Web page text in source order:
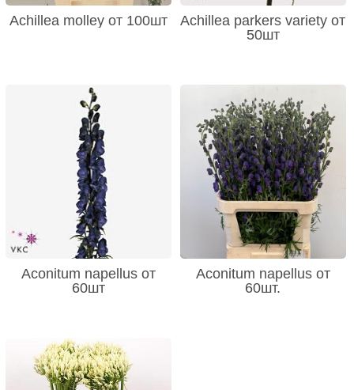
Achillea molley от 100шт
Achillea parkers variety от
50шт
Aconitum napellus от
60шт
Aconitum napellus от
60шт.